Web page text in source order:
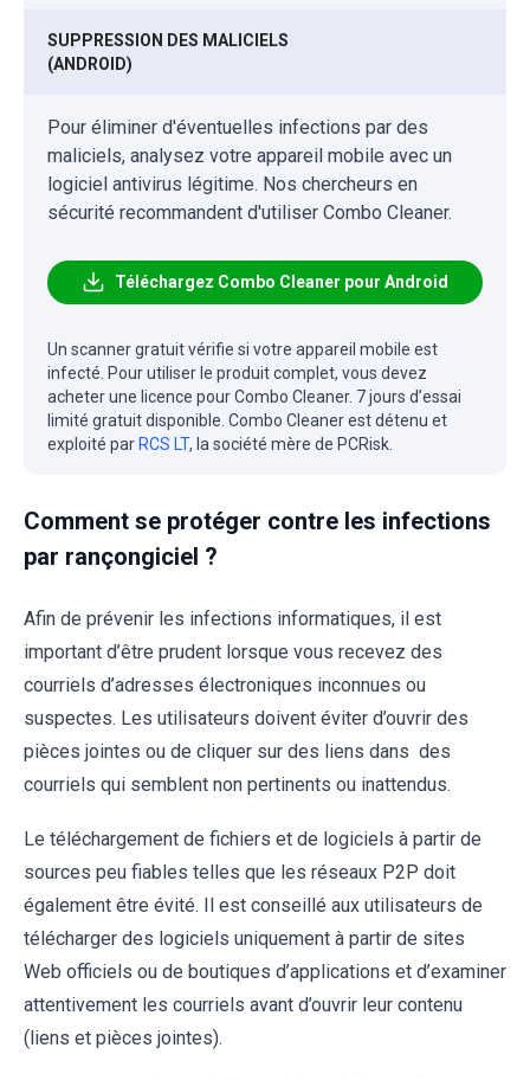
SUPPRESSION DES MALICIELS
(ANDROID)
Pour éliminer d'éventuelles infections par des
maliciels, analysez votre appareil mobile avec un
logiciel antivirus légitime. Nos chercheurs en
sécurité recommandent d'utiliser Combo Cleaner.
Téléchargez Combo Cleaner pour Android
Un scanner gratuit vérifie si votre appareil mobile est
infecté. Pour utiliser le produit complet, vous devez
acheter une licence pour Combo Cleaner. 7 jours d’essai
limité gratuit disponible. Combo Cleaner est détenu et
exploité par RCS LT, la société mère de PCRisk.
Comment se protéger contre les infections
par rançongiciel ?
Afin de prévenir les infections informatiques, il est
important d’être prudent lorsque vous recevez des
courriels d’adresses électroniques inconnues ou
suspectes. Les utilisateurs doivent éviter d’ouvrir des
pièces jointes ou de cliquer sur des liens dans des
courriels qui semblent non pertinents ou inattendus.
Le téléchargement de fichiers et de logiciels à partir de
sources peu fiables telles que les réseaux P2P doit
également être évité. Il est conseillé aux utilisateurs de
télécharger des logiciels uniquement à partir de sites
Web officiels ou de boutiques d’applications et d’examiner
attentivement les courriels avant d’ouvrir leur contenu
(liens et pièces jointes).